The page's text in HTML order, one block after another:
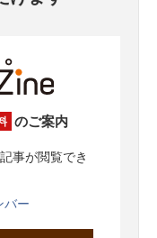
のご案内
事が閲覧でき
バー